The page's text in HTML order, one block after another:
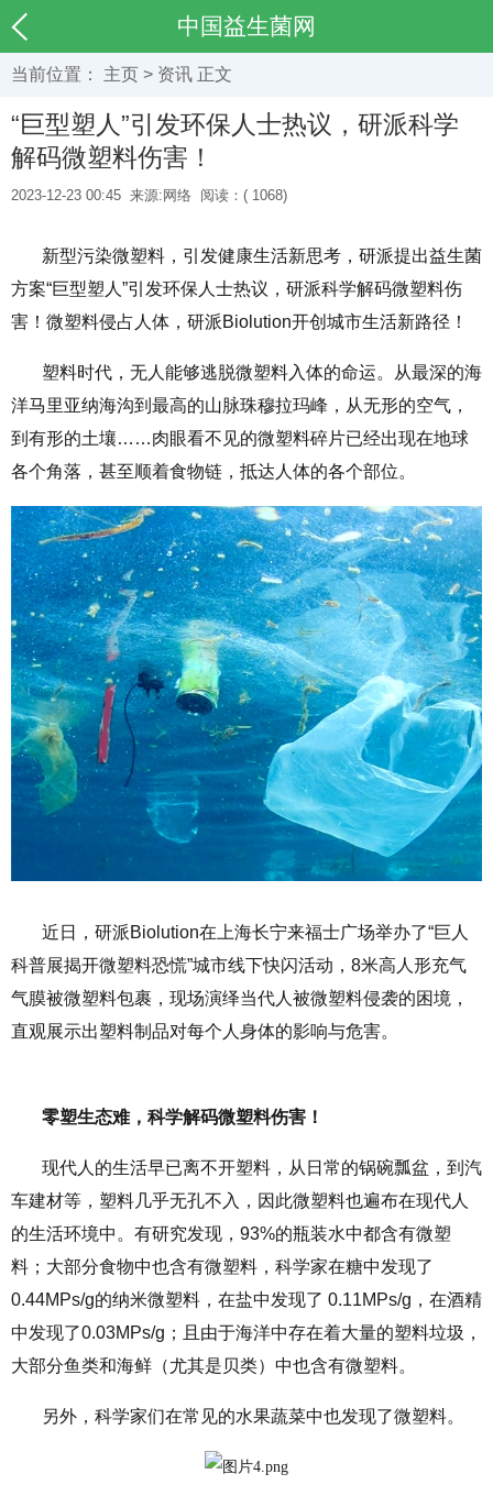
中国益生菌网
当前位置： 主页 > 资讯 正文
“巨型塑人”引发环保人士热议，研派科学
解码微塑料伤害！
2023-12-23 00:45 来源:网络 阅读：( 1068)
新型污染微塑料，引发健康生活新思考，研派提出益生菌
方案“巨型塑人”引发环保人士热议，研派科学解码微塑料伤
害！微塑料侵占人体，研派Biolution开创城市生活新路径！
塑料时代，无人能够逃脱微塑料入体的命运。从最深的海
洋马里亚纳海沟到最高的山脉珠穆拉玛峰，从无形的空气，
到有形的土壤……肉眼看不见的微塑料碎片已经出现在地球
各个角落，甚至顺着食物链，抵达人体的各个部位。
近日，研派Biolution在上海长宁来福士广场举办了“巨人
科普展揭开微塑料恐慌”城市线下快闪活动，8米高人形充气
气膜被微塑料包裹，现场演绎当代人被微塑料侵袭的困境，
直观展示出塑料制品对每个人身体的影响与危害。
零塑生态难， 科学解码微塑料伤害！
现代人的生活早已离不开塑料，从日常的锅碗瓢盆，到汽
车建材等，塑料几乎无孔不入，因此微塑料也遍布在现代人
的生活环境中。有研究发现，93%的瓶装水中都含有微塑
料；大部分食物中也含有微塑料，科学家在糖中发现了
0.44MPs/g的纳米微塑料，在盐中发现了 0.11MPs/g，在酒精
中发现了0.03MPs/g；且由于海洋中存在着大量的塑料垃圾，
大部分鱼类和海鲜（尤其是贝类）中也含有微塑料。
另外，科学家们在常见的水果蔬菜中也发现了微塑料。